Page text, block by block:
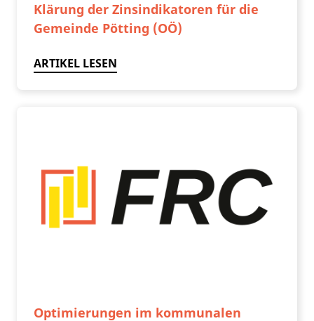
Klärung der Zinsindikatoren für die
Gemeinde Pötting (OÖ)
ARTIKEL LESEN
Optimierungen im kommunalen